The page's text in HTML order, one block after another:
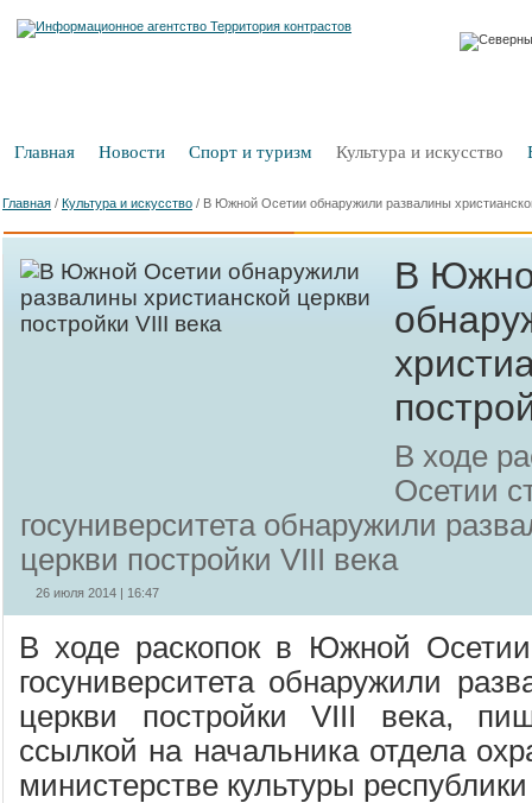
Главная Новости Спорт и туризм Культура и искусство
Главная / Культура и искусство / В Южной Осетии обнаружили развалины
В
В ходе
Осетии
госуниверситета обнаружили
церкви постройки VIII века
26 июля 2014 | 16:47
В ходе раскопок в Южной Осетии
госуниверситета обнаружили
церкви постройки VIII века,
ссылкой на начальника отдела
министерстве культуры